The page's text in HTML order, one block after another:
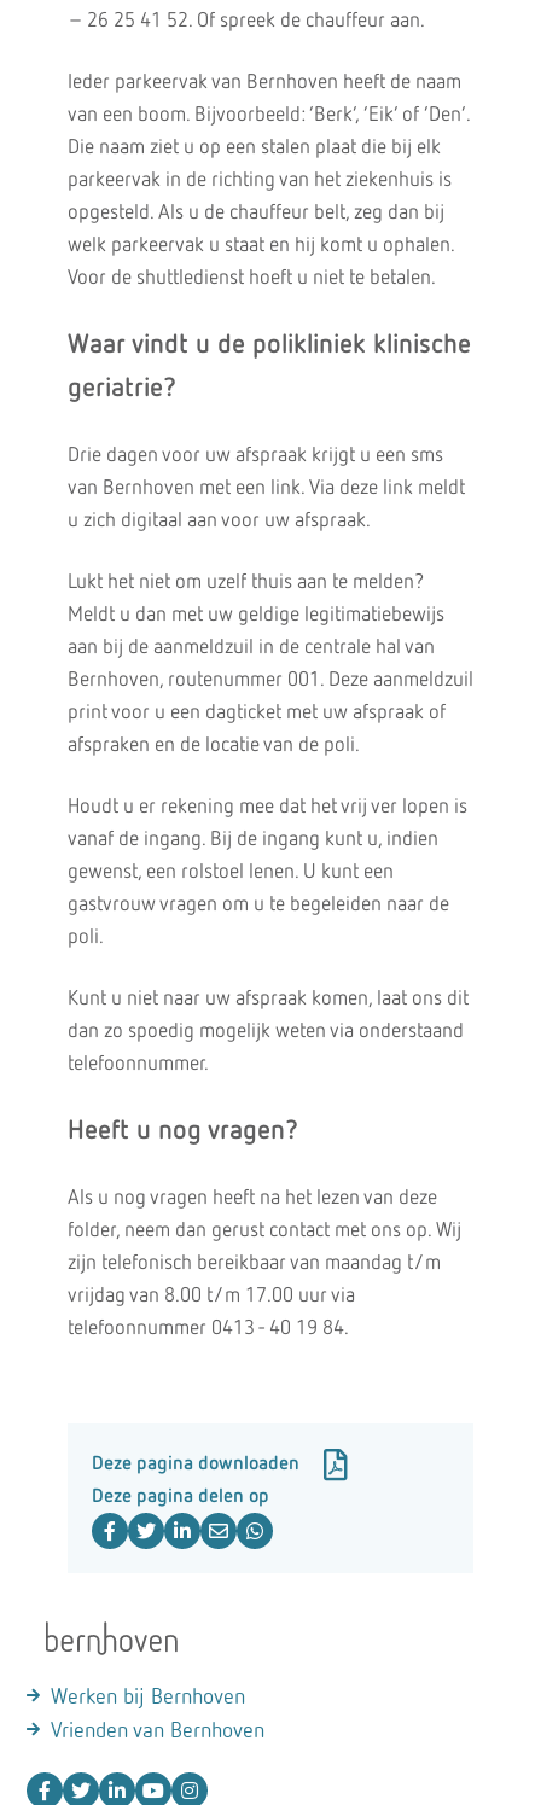
– 26 25 41 52. Of spreek de chauffeur aan.
Ieder parkeervak van Bernhoven heeft de naam
van een boom. Bijvoorbeeld: ‘Berk’, ‘Eik’ of ‘Den’.
Die naam ziet u op een stalen plaat die bij elk
parkeervak in de richting van het ziekenhuis is
opgesteld. Als u de chauffeur belt, zeg dan bij
welk parkeervak u staat en hij komt u ophalen.
Voor de shuttledienst hoeft u niet te betalen.
Waar vindt u de polikliniek klinische
geriatrie?
Drie dagen voor uw afspraak krijgt u een sms
van Bernhoven met een link. Via deze link meldt
u zich digitaal aan voor uw afspraak.
Lukt het niet om uzelf thuis aan te melden?
Meldt u dan met uw geldige legitimatiebewijs
aan bij de aanmeldzuil in de centrale hal van
Bernhoven, routenummer 001. Deze aanmeldzuil
print voor u een dagticket met uw afspraak of
afspraken en de locatie van de poli.
Houdt u er rekening mee dat het vrij ver lopen is
vanaf de ingang. Bij de ingang kunt u, indien
gewenst, een rolstoel lenen. U kunt een
gastvrouw vragen om u te begeleiden naar de
poli.
Kunt u niet naar uw afspraak komen, laat ons dit
dan zo spoedig mogelijk weten via onderstaand
telefoonnummer.
Heeft u nog vragen?
Als u nog vragen heeft na het lezen van deze
folder, neem dan gerust contact met ons op. Wij
zijn telefonisch bereikbaar van maandag t/m
vrijdag van 8.00 t/m 17.00 uur via
telefoonnummer 0413 - 40 19 84.
Deze pagina downloaden
Deze pagina delen op
Werken bij Bernhoven
Vrienden van Bernhoven